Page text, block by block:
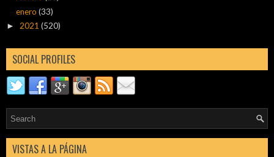
enero(33)
► 2021 (520)
SOCIAL PROFILES
VISTAS A LA PÁGINA